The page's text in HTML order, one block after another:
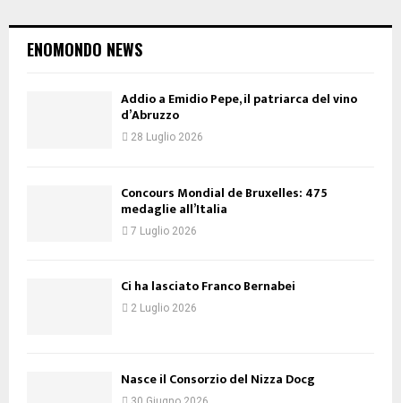
ENOMONDO NEWS
Addio a Emidio Pepe, il patriarca del vino
d’Abruzzo
28 Luglio 2026
Concours Mondial de Bruxelles: 475
medaglie all’Italia
7 Luglio 2026
Ci ha lasciato Franco Bernabei
2 Luglio 2026
Nasce il Consorzio del Nizza Docg